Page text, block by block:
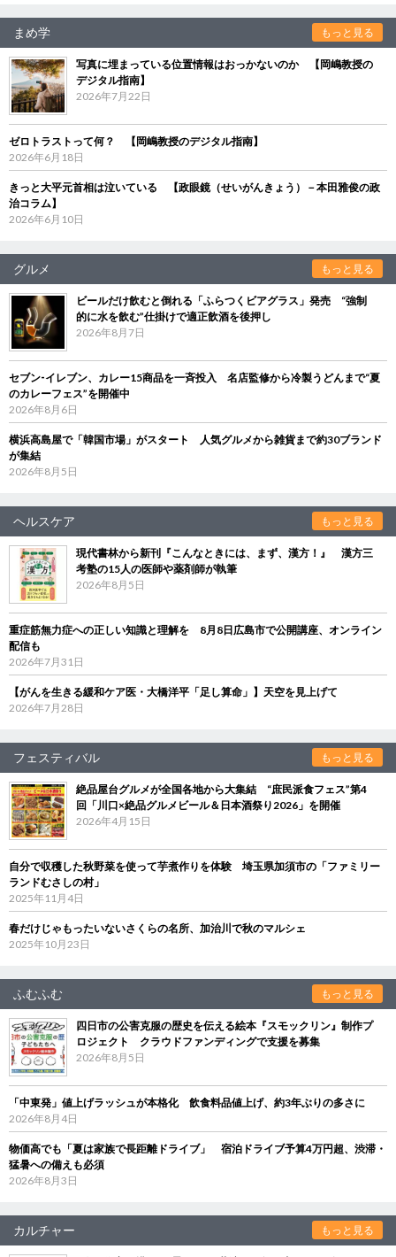
まめ学 もっと見る
写真に埋まっている位置情報はおっかないのか 【岡嶋教授の
デジタル指南】
2026年7月22日
ゼロトラストって何？ 【岡嶋教授のデジタル指南】
2026年6月18日
きっと大平元首相は泣いている 【政眼鏡（せいがんきょう）－本田雅俊の政
治コラム】
2026年6月10日
グルメ もっと見る
ビールだけ飲むと倒れる「ふらつくビアグラス」発売 “強制
的に水を飲む”仕掛けで適正飲酒を後押し
2026年8月7日
セブン‐イレブン、カレー15商品を一斉投入 名店監修から冷製うどんまで“夏
のカレーフェス”を開催中
2026年8月6日
横浜高島屋で「韓国市場」がスタート 人気グルメから雑貨まで約30ブランド
が集結
2026年8月5日
ヘルスケア もっと見る
現代書林から新刊『こんなときには、まず、漢方！』 漢方三
考塾の15人の医師や薬剤師が執筆
2026年8月5日
重症筋無力症への正しい知識と理解を 8月8日広島市で公開講座、オンライン
配信も
2026年7月31日
【がんを生きる緩和ケア医・大橋洋平「足し算命」】天空を見上げて
2026年7月28日
フェスティバル もっと見る
絶品屋台グルメが全国各地から大集結 “庶民派食フェス”第4
回「川口×絶品グルメビール＆日本酒祭り2026」を開催
2026年4月15日
自分で収穫した秋野菜を使って芋煮作りを体験 埼玉県加須市の「ファミリー
ランドむさしの村」
2025年11月4日
春だけじゃもったいないさくらの名所、加治川で秋のマルシェ
2025年10月23日
ふむふむ もっと見る
四日市の公害克服の歴史を伝える絵本『スモックリン』制作プ
ロジェクト クラウドファンディングで支援を募集
2026年8月5日
「中東発」値上げラッシュが本格化 飲食料品値上げ、約3年ぶりの多さに
2026年8月4日
物価高でも「夏は家族で長距離ドライブ」 宿泊ドライブ予算4万円超、渋滞・
猛暑への備えも必須
2026年8月3日
カルチャー もっと見る